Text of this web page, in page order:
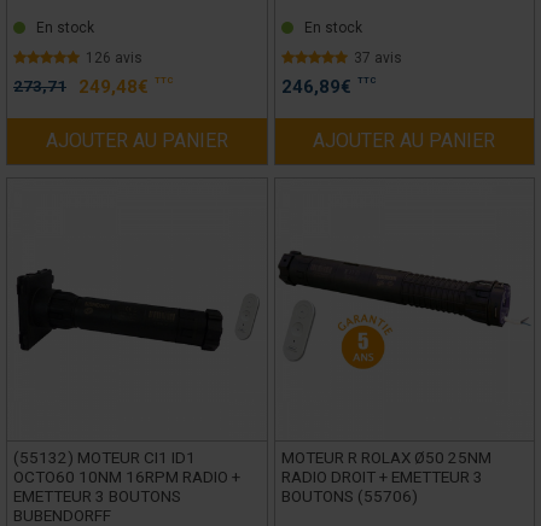
En stock
126 avis
273,71 249,48€ TTC
AJOUTER AU PANIER
En stock
37 avis
246,89€ TTC
AJOUTER AU PANIER
(55132) MOTEUR CI1 ID1
OCTO60 10NM 16RPM RADIO +
EMETTEUR 3 BOUTONS
BUBENDORFF
MOTEUR R ROLAX Ø50 25NM
RADIO DROIT + EMETTEUR 3
BOUTONS (55706)